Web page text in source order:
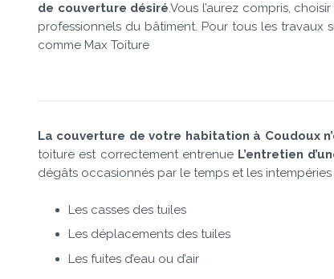
de couverture désiré.Vous l’aurez compris,
professionnels du bâtiment. Pour tous les
comme Max Toiture
La couverture de votre habitation à Coudoux
toiture est correctement entrenue L’entretien
dégâts occasionnés par le temps et les intempéries
Les casses des tuiles
Les déplacements des tuiles
Les fuites d’eau ou d’air